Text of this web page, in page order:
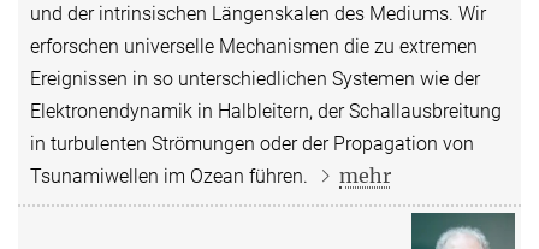
und der intrinsischen Längenskalen des Mediums. Wir
erforschen universelle Mechanismen die zu extremen
Ereignissen in so unterschiedlichen Systemen wie der
Elektronendynamik in Halbleitern, der Schallausbreitung
in turbulenten Strömungen oder der Propagation von
Tsunamiwellen im Ozean führen.
mehr